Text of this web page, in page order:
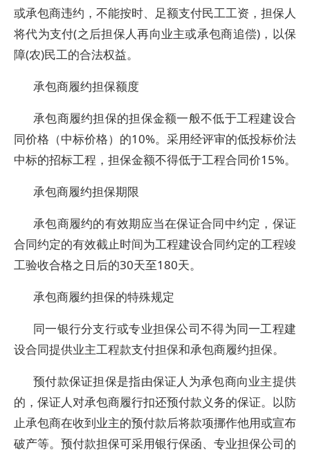
或承包商违约，不能按时、足额支付民工工资，担保人
将代为支付(之后担保人再向业主或承包商追偿)，以保
障(农)民工的合法权益。
承包商履约担保额度
承包商履约担保的担保金额一般不低于工程建设合
同价格（中标价格）的10%。采用经评审的低投标价法
中标的招标工程，担保金额不得低于工程合同价15%。
承包商履约担保期限
承包商履约的有效期应当在保证合同中约定，保证
合同约定的有效截止时间为工程建设合同约定的工程竣
工验收合格之日后的30天至180天。
承包商履约担保的特殊规定
同一银行分支行或专业担保公司不得为同一工程建
设合同提供业主工程款支付担保和承包商履约担保。
预付款保证担保是指由保证人为承包商向业主提供
的，保证人对承包商履行扣还预付款义务的保证。以防
止承包商在收到业主的预付款后将款项挪作他用或宣布
破产等。预付款担保可采用银行保函、专业担保公司的